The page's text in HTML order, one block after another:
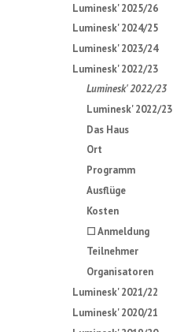
Luminesk' 2025/26
Luminesk' 2024/25
Luminesk' 2023/24
Luminesk' 2022/23
Luminesk' 2022/23
Luminesk' 2022/23
Das Haus
Ort
Programm
Ausflüge
Kosten
☐ Anmeldung
Teilnehmer
Organisatoren
Luminesk' 2021/22
Luminesk' 2020/21